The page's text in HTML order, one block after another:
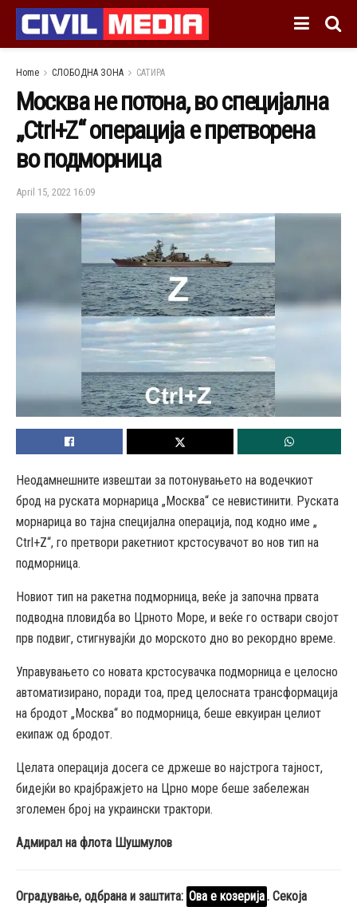
Home СЛОБОДНА ЗОНА САТИРА
Москва не потона, во специјална
„Ctrl+Z“ операција e претворена
во подморница
April 15, 2022 16:09
Неодамнешните извештаи за потонувањето на водечкиот
брод на руската морнарица „Москва“ се невистинити. Руската
морнарица во тајна специјална операција, под кодно име „
Ctrl+Z“, го претвори ракетниот крстосувачот во нов тип на
подморница.
Новиот тип на ракетна подморница, веќе ја започна првата
подводна пловидба во Црното Море, и веќе го оствари својот
прв подвиг, стигнувајќи до морското дно во рекордно време.
Управувањето со новата крстосувачка подморница е целосно
автоматизирано, поради тоа, пред целосната трансформација
на бродот „Москва“ во подморница, беше евкуиран целиот
екипаж од бродот.
Целата операција досега се држеше во најстрога тајност,
бидејќи во крајбражјето на Црно море беше забележан
зголемен број на украински трактори.
Адмирал на флота Шушмулов
Оградување, одбрана и заштита: Ова е козерија .Секоја